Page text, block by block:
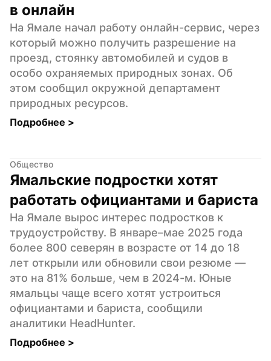
в онлайн
На Ямале начал работу онлайн-сервис, через
который можно получить разрешение на
проезд, стоянку автомобилей и судов в
особо охраняемых природных зонах. Об
этом сообщил окружной департамент
природных ресурсов.
Подробнее >
Общество
Ямальские подростки хотят
работать официантами и бариста
На Ямале вырос интерес подростков к
трудоустройству. В январе–мае 2025 года
более 800 северян в возрасте от 14 до 18
лет открыли или обновили свои резюме —
это на 81% больше, чем в 2024-м. Юные
ямальцы чаще всего хотят устроиться
официантами и бариста, сообщили
аналитики HeadHunter.
Подробнее >